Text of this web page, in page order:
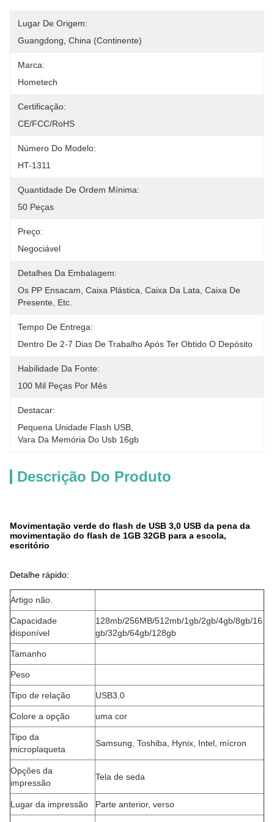
Lugar De Origem:
Guangdong, China (Continente)
Marca:
Hometech
Certificação:
CE/FCC/RoHS
Número Do Modelo:
HT-1311
Quantidade De Ordem Mínima:
50 Peças
Preço:
Negociável
Detalhes Da Embalagem:
Os PP Ensacam, Caixa Plástica, Caixa Da Lata, Caixa De
Presente, Etc.
Tempo De Entrega:
Dentro De 2-7 Dias De Trabalho Após Ter Obtido O Depósito
Habilidade Da Fonte:
100 Mil Peças Por Mês
Destacar:
Pequena Unidade Flash USB
Vara Da Memória Do Usb 16gb
Descrição Do Produto
Movimentação verde do flash de USB 3,0 USB da pena da
movimentação do flash de 1GB 32GB para a escola,
escritório
Detalhe rápido:
Artigo não.
Capacidade
disponível
128mb/256MB/512mb/1gb/2gb/4gb/8gb/16
gb/32gb/64gb/128gb
Tamanho
Peso
Tipo de relação USB3.0
Colore a opção uma cor
Tipo da
microplaqueta
Samsung, Toshiba, Hynix, Intel, mícron
Opções da
impressão
Tela de seda
Lugar da impressão Parte anterior, verso